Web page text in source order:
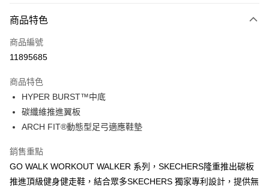
信用卡一次付款
LINE Pay
相關說明
【大哥付你分期使用說明】
1.本服務由台灣大哥大提供，台灣大哥大用戶可立即使用無須另外申請。
2.付款方式選擇「大哥付你分期」，訂單成立後會自動跳轉到大哥付的交易
流程，驗證手機門號後，選擇欲分期的期數、繳款截止日，確認付款後即完
3.實際核准額度、可分期數及費用金額請依後續交易確認頁面所載為準。
4.訂單成立30分鐘內，如未前往確認交易或遇審核未通過，訂單將自動取
消。如遇「轉專審核」未通過狀況，表示未達大哥付你分期系統評分，恕無
法說明評估內容。
ATM付款
宅配
商品特色
商品編號
11895685
商品特色
HYPER BURST™中底
碳纖維推進翼板
ARCH FIT®動態型足弓適應鞋墊
銷售重點
GO WALK WORKOUT WALKER 系列，SKECHERS隆重推出碳板
推進頂級健身健走鞋，結合眾多SKECHERS 獨家專利設計，提供無